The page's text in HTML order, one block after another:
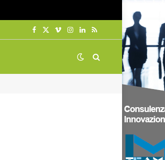
Facebook
X
VimeoInstagram
LinkedIn
RSS